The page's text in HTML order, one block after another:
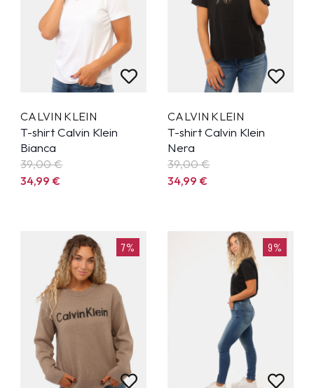
CALVIN KLEIN
T-shirt Calvin Klein
Bianca
39,00 €
34,99€
CALVIN KLEIN
T-shirt Calvin Klein
Nera
39,00 €
34,99€
7% 9%